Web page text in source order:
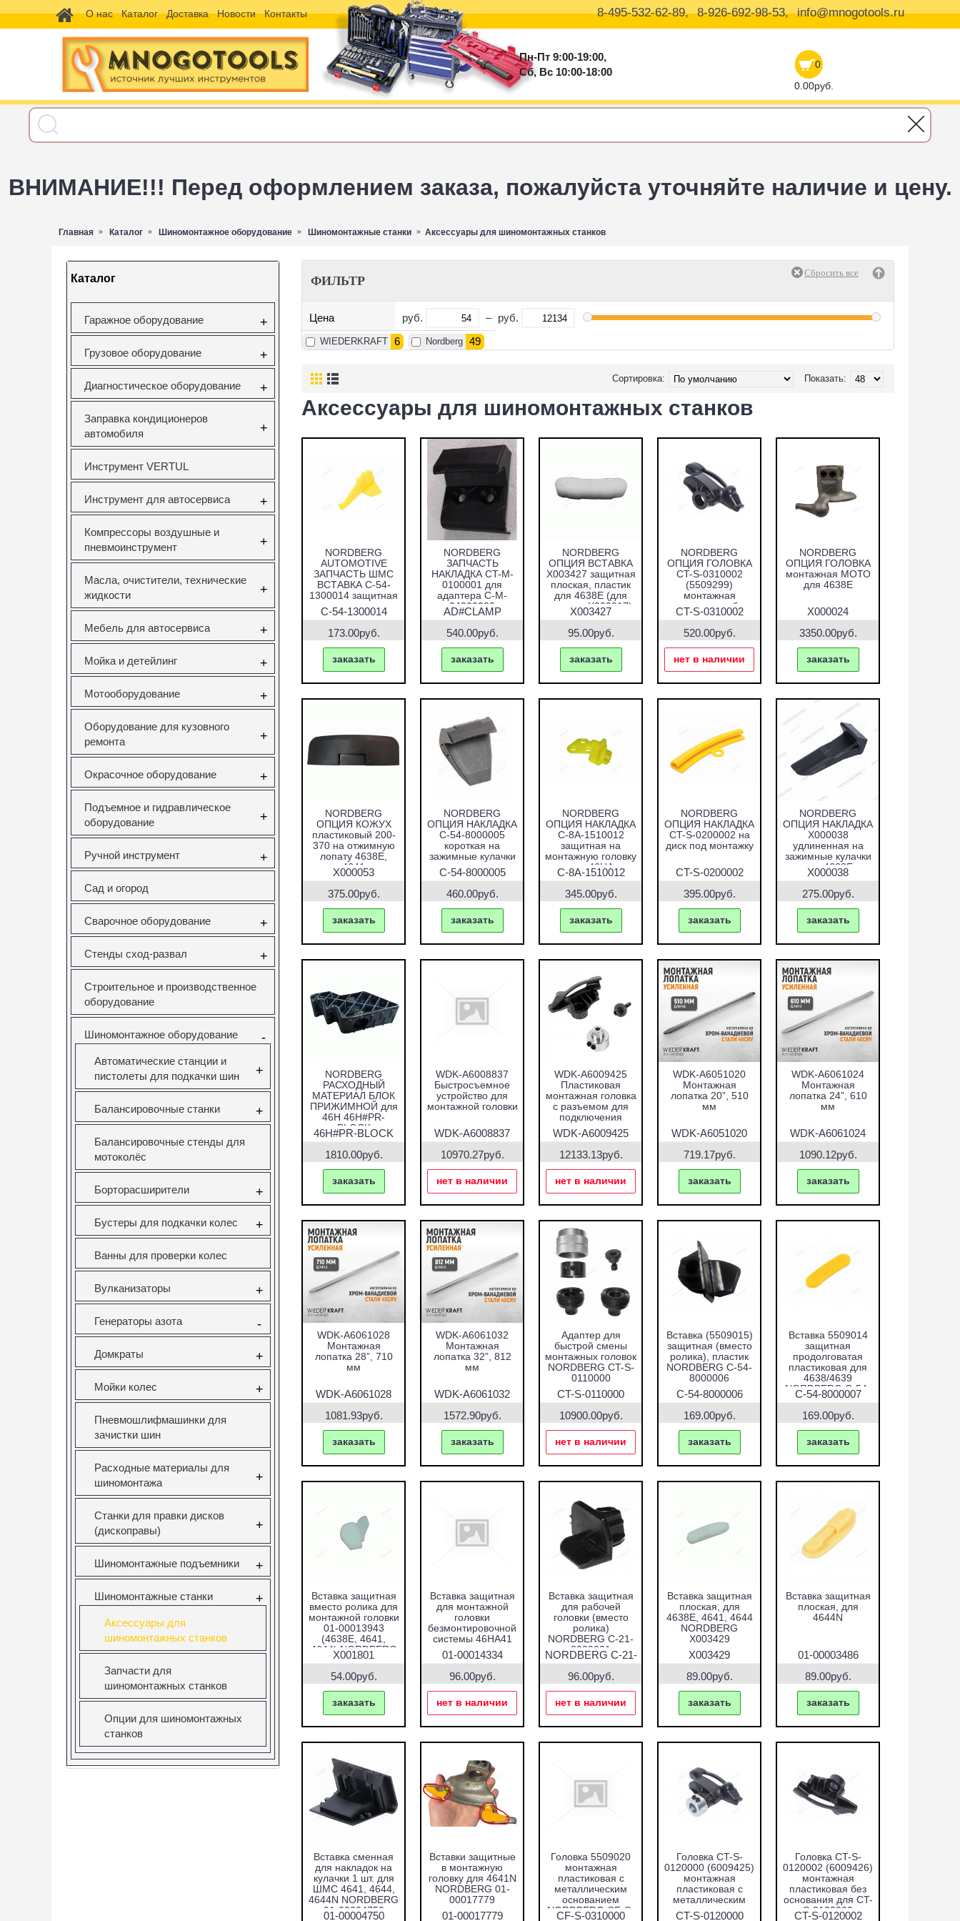
О нас Каталог Доставка Новости Контакты 8-495-532-62-89, 8-926-692-98-53, info@mnogotools.ru
Пн-Пт 9:00-19:00,
Сб, Вс 10:00-18:00
0
0.00руб.
ВНИМАНИЕ!!! Перед оформлением заказа, пожалуйста уточняйте наличие и цену.
Главная Каталог Шиномонтажное оборудование Шиномонтажные станки Аксессуары для шиномонтажных станков
Каталог
Гаражное оборудование +
Грузовое оборудование +
Диагностическое оборудование +
Заправка кондиционеров
автомобиля
+
Инструмент VERTUL
Инструмент для автосервиса +
Компрессоры воздушные и
пневмоинструмент
+
Масла, очистители, технические
жидкости
+
Мебель для автосервиса +
Мойка и детейлинг +
Мотооборудование +
Оборудование для кузовного
ремонта
+
Окрасочное оборудование +
Подъемное и гидравлическое
оборудование
+
Ручной инструмент +
Сад и огород
Сварочное оборудование +
Стенды сход-развал +
Строительное и производственное
оборудование
Шиномонтажное оборудование -
Автоматические станции и
пистолеты для подкачки шин
+
Балансировочные станки +
Балансировочные стенды для
мотоколёс
Борторасширители +
Бустеры для подкачки колес +
Ванны для проверки колес
Вулканизаторы +
Генераторы азота -
Домкраты +
Мойки колес +
Пневмошлифмашинки для
зачистки шин
Расходные материалы для
шиномонтажа
+
Станки для правки дисков
(дископравы)
+
Шиномонтажные подъемники +
Шиномонтажные станки +
Аксессуары для
шиномонтажных станков
Запчасти для
шиномонтажных станков
Опции для шиномонтажных
станков
ФИЛЬТР
Цена руб. – руб.
WIEDERKRAFT 6 Nordberg 49
Показать:
Сортировка:
Аксессуары для шиномонтажных станков
NORDBERG
AUTOMOTIVE
ЗАПЧАСТЬ ШМС
ВСТАВКА C-54-
1300014 защитная
в монтажную
головку (вместо
ролика), пластик
C-54-1300014
173.00руб.
заказать
NORDBERG
ЗАПЧАСТЬ
НАКЛАДКА CT-M-
0100001 для
адаптера C-M-
04000000
AD#CLAMP
540.00руб.
заказать
NORDBERG
ОПЦИЯ ВСТАВКА
X003427 защитная
плоская, пластик
для 4638E (для
головки X000017)
X003427
95.00руб.
заказать
NORDBERG
ОПЦИЯ ГОЛОВКА
CT-S-0310002
(5509299)
монтажная
пластиковая без
основания для CF-
S-0310000
CT-S-0310002
(5509299)
520.00руб.
нет в наличии
NORDBERG
ОПЦИЯ ГОЛОВКА
монтажная МОТО
для 4638E
X000024
3350.00руб.
заказать
NORDBERG
ОПЦИЯ КОЖУХ
пластиковый 200-
370 на отжимную
лопату 4638E,
4641
X000053
375.00руб.
заказать
NORDBERG
ОПЦИЯ НАКЛАДКА
C-54-8000005
короткая на
зажимные кулачки
C-54-8000005
460.00руб.
заказать
NORDBERG
ОПЦИЯ НАКЛАДКА
C-8A-1510012
защитная на
монтажную головку
для 46HA
C-8A-1510012
345.00руб.
заказать
NORDBERG
ОПЦИЯ НАКЛАДКА
CT-S-0200002 на
диск под монтажку
CT-S-0200002
395.00руб.
заказать
NORDBERG
ОПЦИЯ НАКЛАДКА
X000038
удлиненная на
зажимные кулачки
для 4638E
X000038
275.00руб.
заказать
NORDBERG
РАСХОДНЫЙ
МАТЕРИАЛ БЛОК
ПРИЖИМНОЙ для
46H 46H#PR-
BLOCK
46H#PR-BLOCK
1810.00руб.
заказать
WDK-A6008837
Быстросъемное
устройство для
монтажной головки
WDK-A6008837
10970.27руб.
нет в наличии
WDK-A6009425
Пластиковая
монтажная головка
с разъемом для
подключения
WDK-A6009425
12133.13руб.
нет в наличии
WDK-A6051020
Монтажная
лопатка 20”, 510
мм
WDK-A6051020
719.17руб.
заказать
WDK-A6061024
Монтажная
лопатка 24”, 610
мм
WDK-A6061024
1090.12руб.
заказать
WDK-A6061028
Монтажная
лопатка 28”, 710
мм
WDK-A6061028
1081.93руб.
заказать
WDK-A6061032
Монтажная
лопатка 32”, 812
мм
WDK-A6061032
1572.90руб.
заказать
Адаптер для
быстрой смены
монтажных головок
NORDBERG CT-S-
0110000
CT-S-0110000
10900.00руб.
нет в наличии
Вставка (5509015)
защитная (вместо
ролика), пластик
NORDBERG C-54-
8000006
C-54-8000006
169.00руб.
заказать
Вставка 5509014
защитная
продолговатая
пластиковая для
4638/4639
NORDBERG C-54-
8000007
C-54-8000007
169.00руб.
заказать
Вставка защитная
вместо ролика для
монтажной головки
01-00013943
(4638E, 4641,
4644) NORDBERG
X001801
X001801
54.00руб.
заказать
Вставка защитная
для монтажной
головки
безмонтировочной
системы 46HA41
01-00014334
96.00руб.
нет в наличии
Вставка защитная
для рабочей
головки (вместо
ролика)
NORDBERG C-21-
8000001
NORDBERG C-21-
8000001
96.00руб.
нет в наличии
Вставка защитная
плоская, для
4638E, 4641, 4644
NORDBERG
X003429
X003429
89.00руб.
заказать
Вставка защитная
плоская, для
4644N
01-00003486
89.00руб.
заказать
Вставка сменная
для накладок на
кулачки 1 шт. для
ШМС 4641, 4644,
4644N NORDBERG
01-00004750
01-00004750
Вставки защитные
в монтажную
головку для 4641N
NORDBERG 01-
00017779
01-00017779
Головка 5509020
монтажная
пластиковая с
металлическим
основанием
NORDBERG CF-S-
CF-S-0310000
Головка CT-S-
0120000 (6009425)
монтажная
пластиковая с
металлическим
адаптером
CT-S-0120000
Головка CT-S-
0120002 (6009426)
монтажная
пластиковая без
основания для CT-
S-0120000
CT-S-0120002